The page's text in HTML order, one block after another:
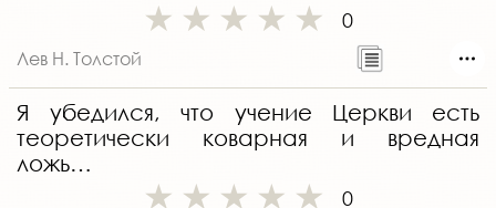
0
Лев Н. Толстой
Я убедился, что учение Церкви есть
теоретически коварная и вредная
ложь…
0